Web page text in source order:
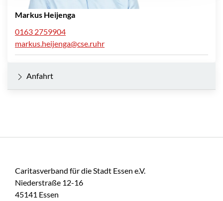
Markus Heijenga
0163 2759904
markus.heijenga@cse.ruhr
Anfahrt
Caritasverband für die Stadt Essen e.V.
Niederstraße 12-16
45141 Essen